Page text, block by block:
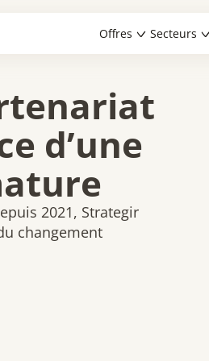
Offres Secteurs
d’une
2021, Strategir
changement